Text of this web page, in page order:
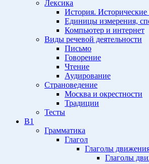
Лексика
История.
Единицы измерения,
Компьютер и интернет
Виды речевой деятельности
Письмо
Говорение
Чтение
Аудирование
Страноведение
Москва и окрестности
Традиции
Тесты
B1
Грамматика
Глагол
Глаголы
Глаголы